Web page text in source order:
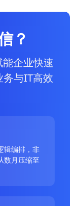
？
企业快速
与IT高效
辑编排，非
数月压缩至